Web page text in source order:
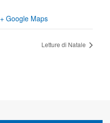
+ Google Maps
Letture di Natale